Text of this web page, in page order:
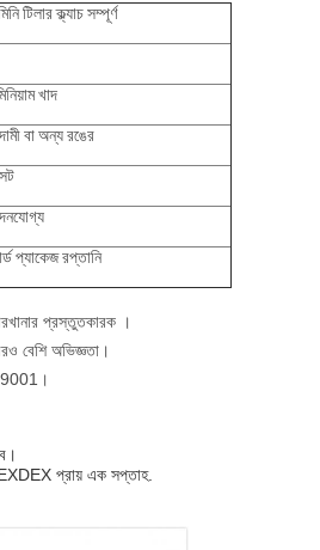
টিলার ক্ল্যাচ সম্পূর্ণ
খাদ
বা অন্য রঙের
প্যাকেজ রপ্তানি
প্রস্তুতকারক ।
বেশি অভিজ্ঞতা।
প্রায় এক সপ্তাহ.